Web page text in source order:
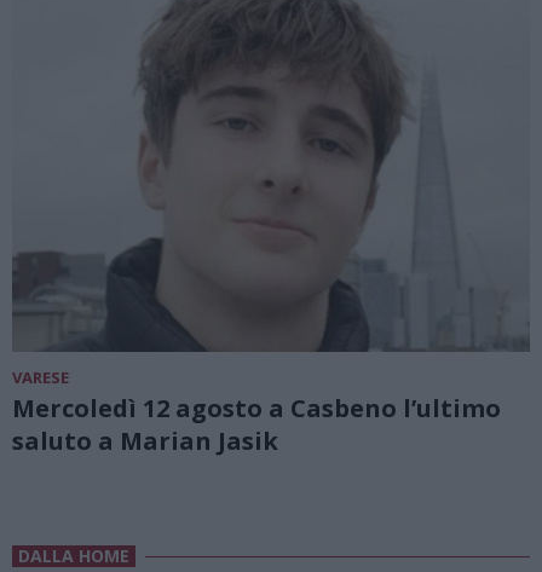
VARESE
Mercoledì 12 agosto a Casbeno l’ultimo
saluto a Marian Jasik
DALLA HOME